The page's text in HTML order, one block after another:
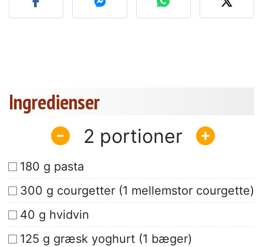
Ingredienser
2
180 g pasta
300 g courgetter (1 mellemstor courgette)
40 g hvidvin
125 g græsk yoghurt (1 bæger)